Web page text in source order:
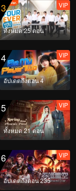
3
ทั้งหมด 25 ตอน
VIP
4
อัปเดตถึงตอน 4
VIP
5
ทั้งหมด 21 ตอน
VIP
6
อัปเดตถึงตอน 235
VIP